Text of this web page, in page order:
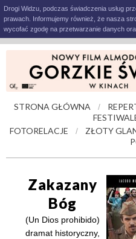
Drogi Widzu, podczas świadczenia usług
prawach. Informujemy również, że nasza
wycofać zgodę na przetwarzanie danych
STRONA GŁÓWNA /
FOTORELACJE
/ ZŁOTY
Zakazany
Bóg
(Un Dios prohibido)
dramat historyczny,